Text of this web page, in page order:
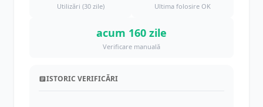
Utilizări (30 zile) Ultima folosire OK
acum 160 zile
Verificare manuală
ISTORIC VERIFICĂRI